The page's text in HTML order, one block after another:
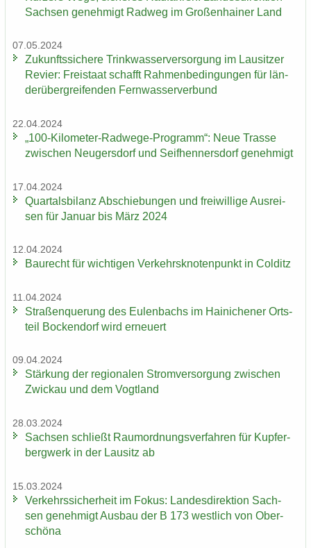
Sach­sen ge­neh­migt Rad­weg im Gro­ßen­hai­ner Land
07.05.2024
Zu­kunfts­si­che­re Trink­was­ser­ver­sor­gung im Lau­sit­zer
Re­vier: Frei­staat schafft Rah­men­be­din­gun­gen für län­
der­über­grei­fen­den Fern­was­ser­ver­bund
22.04.2024
„100-​Kilometer-Radwege-Programm“: Neue Tras­se
zwi­schen Neu­gers­dorf und Seif­hen­ners­dorf ge­neh­migt
17.04.2024
Quar­tals­bi­lanz Ab­schie­bun­gen und frei­wil­li­ge Aus­rei­
sen für Ja­nu­ar bis März 2024
12.04.2024
Bau­recht für wich­ti­gen Ver­kehrs­kno­ten­punkt in Col­ditz
11.04.2024
Stra­ßen­que­rung des Eu­len­bachs im Hai­ni­che­ner Orts­
teil Bo­cken­dorf wird er­neu­ert
09.04.2024
Stär­kung der re­gio­na­len Strom­ver­sor­gung zwi­schen
Zwi­ckau und dem Vogt­land
28.03.2024
Sach­sen schließt Raum­ord­nungs­ver­fah­ren für Kup­fer­
berg­werk in der Lau­sitz ab
15.03.2024
Ver­kehrs­si­cher­heit im Fokus: Lan­des­di­rek­ti­on Sach­
sen ge­neh­migt Aus­bau der B 173 west­lich von Ober­
schö­na